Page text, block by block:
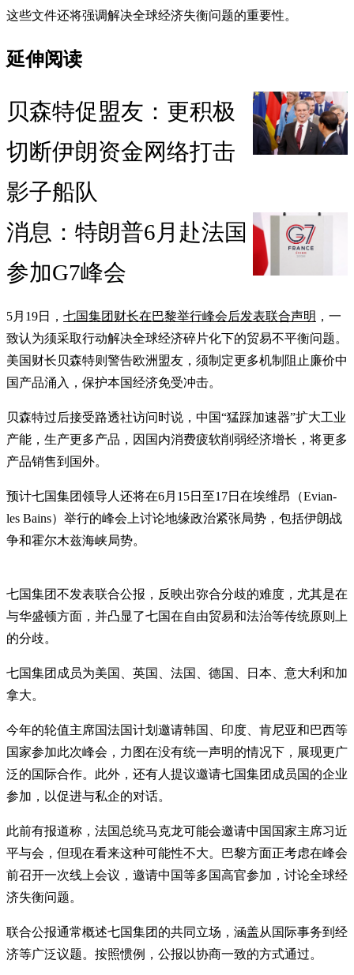
这些文件还将强调解决全球经济失衡问题的重要性。
延伸阅读
贝森特促盟友：更积极
切断伊朗资金网络打击
影子船队
消息：特朗普6月赴法国
参加G7峰会
5月19日， 七国集团财长在巴黎举行峰会后发表联合声明 ，一
致认为须采取行动解决全球经济碎片化下的贸易不平衡问题。
美国财长贝森特则警告欧洲盟友，须制定更多机制阻止廉价中
国产品涌入，保护本国经济免受冲击。
贝森特过后接受路透社访问时说，中国“猛踩加速器”扩大工业
产能，生产更多产品，因国内消费疲软削弱经济增长，将更多
产品销售到国外。
预计七国集团领导人还将在6月15日至17日在埃维昂（Evian-
les Bains）举行的峰会上讨论地缘政治紧张局势，包括伊朗战
争和霍尔木兹海峡局势。
七国集团不发表联合公报，反映出弥合分歧的难度，尤其是在
与华盛顿方面，并凸显了七国在自由贸易和法治等传统原则上
的分歧。
七国集团成员为美国、英国、法国、德国、日本、意大利和加
拿大。
今年的轮值主席国法国计划邀请韩国、印度、肯尼亚和巴西等
国家参加此次峰会，力图在没有统一声明的情况下，展现更广
泛的国际合作。此外，还有人提议邀请七国集团成员国的企业
参加，以促进与私企的对话。
此前有报道称，法国总统马克龙可能会邀请中国国家主席习近
平与会，但现在看来这种可能性不大。巴黎方面正考虑在峰会
前召开一次线上会议，邀请中国等多国高官参加，讨论全球经
济失衡问题。
联合公报通常概述七国集团的共同立场，涵盖从国际事务到经
济等广泛议题。按照惯例，公报以协商一致的方式通过。